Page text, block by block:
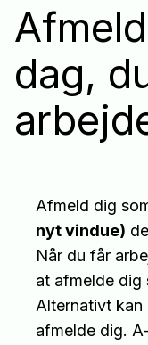
dag,
Afmeld dig
nyt vindue)
Når du får
at afmelde dig
Alternativt
afmelde dig.